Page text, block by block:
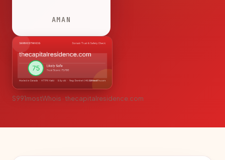
AMAN
S991mostWhois · thecapitalresidence.com